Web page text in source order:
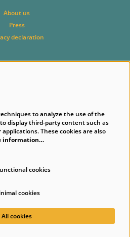
About us
Press
declaration
byCultureSuite
to analyze the use of the
display third-party content such as
These cookies are also
information…
cookies
cookies
All cookies